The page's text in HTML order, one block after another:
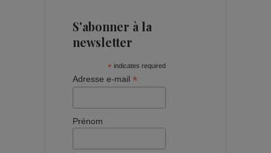
S'abonner à la
newsletter
* indicates required
Adresse e-mail *
Prénom